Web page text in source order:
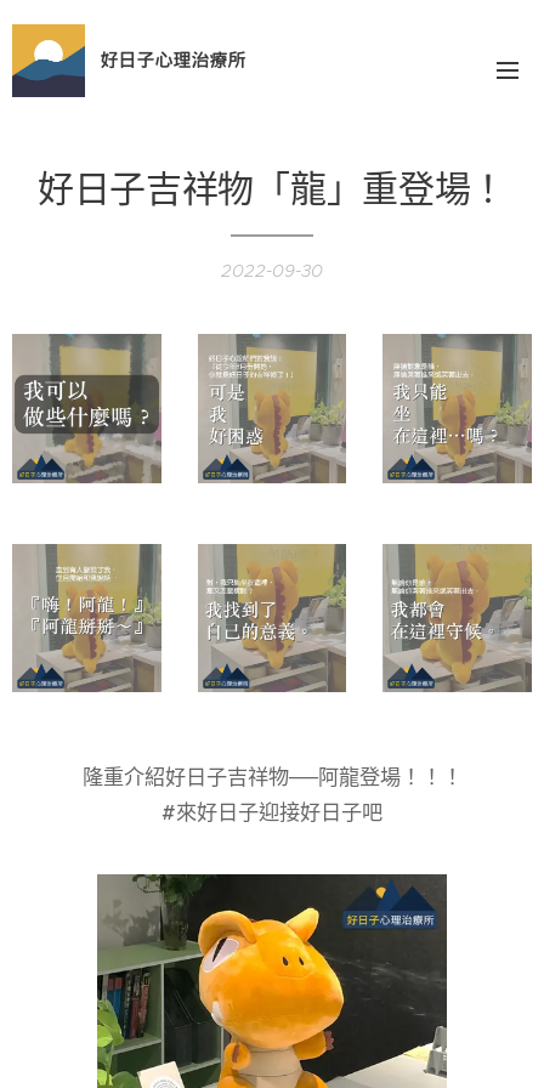
好日子心理治療所
好日子吉祥物「龍」重登場！
2022-09-30
隆重介紹好日子吉祥物──阿龍登場！！！
#來好日子迎接好日子吧